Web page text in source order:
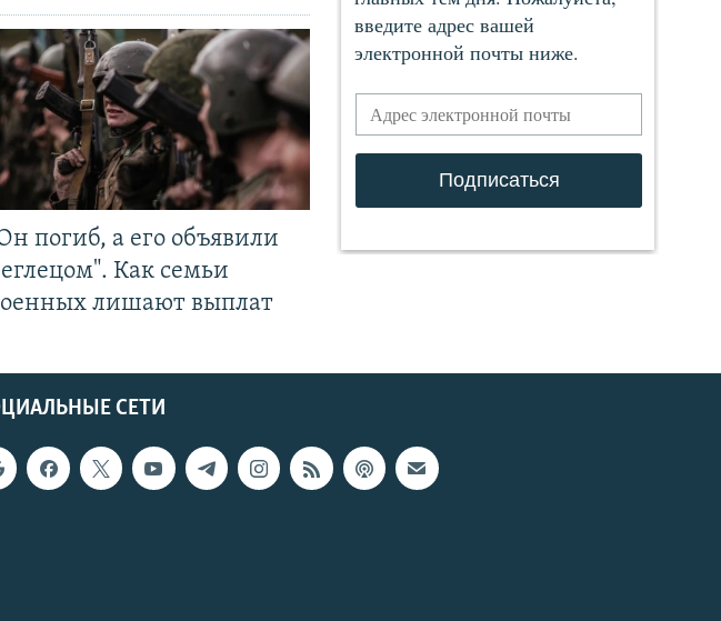
погиб, а его объявили
Как семьи
лишают выплат
СЕТИ